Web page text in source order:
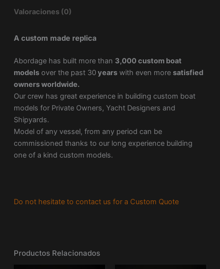
Valoraciones (0)
A custom made replica
Abordage has built more than 3,000 custom boat
modelsover the past 30 yearswith even more satisfied
owners worldwide.
Our crew has great experience in building custom boat
models for Private Owners, Yacht Designers and
Shipyards.
Model of any vessel, from any period can be
commissioned thanks to our long experience building
one of a kind custom models.
Do not hesitate to contact us for a Custom Quote
Productos Relacionados